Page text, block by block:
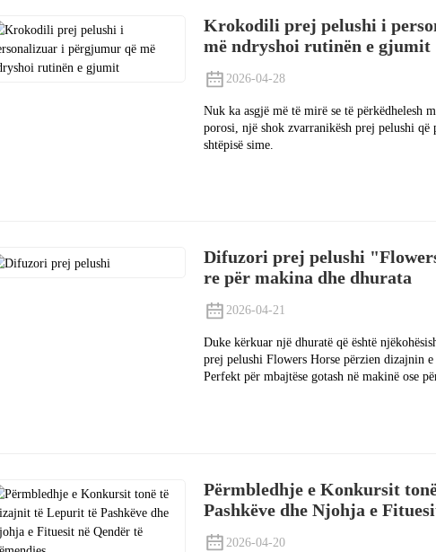
Krokodili prej pelushi i
më ndryshoi rutinën e gjumit
2026-04-28
Nuk ka asgjë më të mirë se të përkëdhelesh
porosi, një shok zvarranikësh prej pelushi që
shtëpisë sime.
Difuzori prej pelushi
re për makina dhe dhurata
2026-04-21
Duke kërkuar një dhuratë që është
prej pelushi Flowers Horse përzien dizajnin
Perfekt për mbajtëse gotash në makinë ose
Përmbledhje e Konkursit
Pashkëve dhe Njohja e
2026-04-20